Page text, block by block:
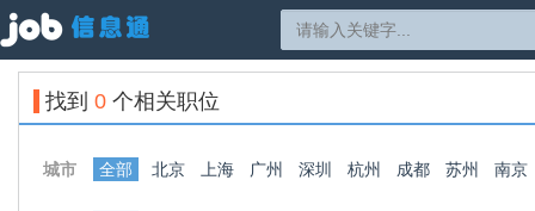
找到 0 个相关职位
城市 全部 北京 上海 广州 深圳 杭州 成都 苏州 南京